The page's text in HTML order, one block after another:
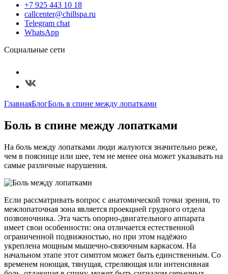
+7 925 443 10 18
callcenter@chillspa.ru
Telegram chat
WhatsApp
Социальные сети
ГлавнаяБлогБоль в спине между лопатками
Боль в спине между лопатками
На боль между лопатками люди жалуются значительно реже,
чем в пояснице или шее, тем не менее она может указывать на
самые различные нарушения.
Если рассматривать вопрос с анатомической точки зрения, то
межлопаточная зона является проекцией грудного отдела
позвоночника. Эта часть опорно-двигательного аппарата
имеет свои особенности: она отличается естественной
ограниченной подвижностью, но при этом надёжно
укреплена мощным мышечно-связочным каркасом. На
начальном этапе этот симптом может быть единственным. Со
временем ноющая, тянущая, стреляющая или интенсивная